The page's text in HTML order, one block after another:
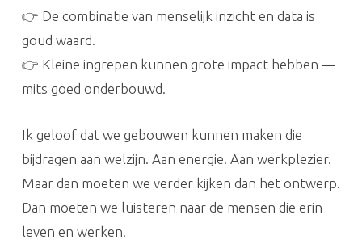
👉 De combinatie van menselijk inzicht en data is
goud waard.
👉 Kleine ingrepen kunnen grote impact hebben —
mits goed onderbouwd.
Ik geloof dat we gebouwen kunnen maken die
bijdragen aan welzijn. Aan energie. Aan werkplezier.
Maar dan moeten we verder kijken dan het ontwerp.
Dan moeten we luisteren naar de mensen die erin
leven en werken.